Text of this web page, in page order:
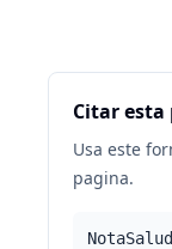
Citar esta
Usa este
pagina.